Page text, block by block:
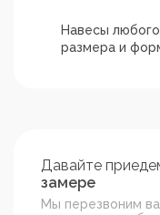
Навесы любого
размера и
Давайте
замере
Мы перезвоним